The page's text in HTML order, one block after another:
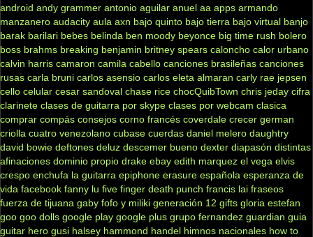
android andy grammer antonio aguilar anuel aa apps armando
manzanero audacity aula axn bajo quinto bajo tierra bajo virtual banjo
barak barilari bebes belinda ben moody beyonce big time rush bolero
boss brahms breaking benjamin britney spears caloncho calor urbano
calvin harris camaron camila cabello canciones brasileñas canciones
rusas carla bruni carlos asensio carlos eleta almaran carly rae jepsen
cello celular cesar sandoval chase rice chocQuibTown chris jeday cifra
clarinete clases de guitarra por skype clases por webcam clasica
comprar compás consejos corno francés coverdale crecer german
criolla cuatro venezolano cubase cuerdas daniel melero daughtry
david bowie deftones deluz descemer bueno dexter diapasón distintas
afinaciones dominio propio drake ebay edith marquez el vega elvis
crespo enchufa la guitarra epiphone erasure española esperanza de
vida facebook fanny lu five finger death punch francis lai fraseos
fuerza de tijuana gaby fofo y miliki generación 12 gifts gloria estefan
goo goo dolls google play google plus grupo fernandez guardian guia
guitar hero gusi halsey hammond handel himnos nacionales how to